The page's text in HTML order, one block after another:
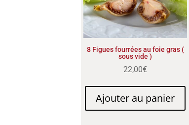
8 Figues fourrées au foie gras (
sous vide )
22,00€
Ajouter au panier